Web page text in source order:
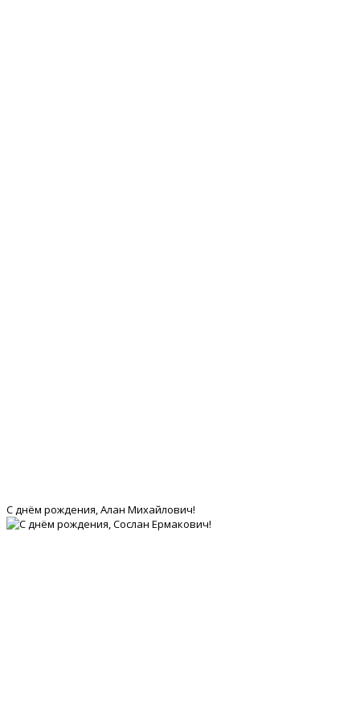
С днём рождения, Алан Михайлович!